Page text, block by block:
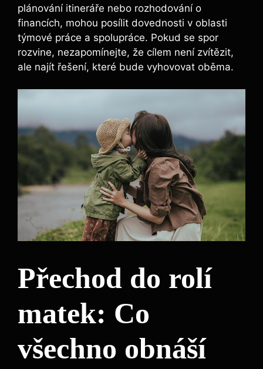
plánování itineráře nebo rozhodování o
financích, mohou posílit dovednosti v oblasti
týmové práce a spolupráce. Pokud se spor
rozvine, nezapomínejte, že cílem není zvítězit,
ale najít řešení, které bude vyhovovat oběma.
Přechod do rolí
matek: Co
všechno obnáší